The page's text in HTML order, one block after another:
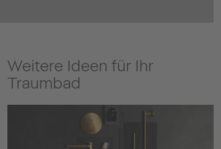
Weitere Ideen für Ihr
Traumbad